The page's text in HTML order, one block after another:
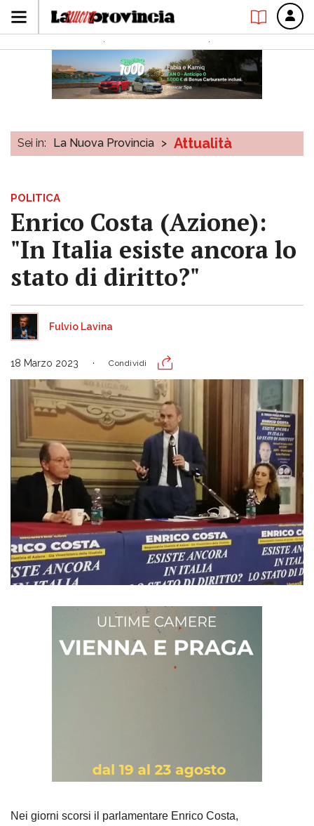
Sei in: La Nuova Provincia > Attualità
POLITICA
Enrico Costa (Azione):
"In Italia esiste ancora lo
stato di diritto?"
Fulvio Lavina
18 Marzo 2023 Condividi
Nei giorni scorsi il parlamentare Enrico Costa,